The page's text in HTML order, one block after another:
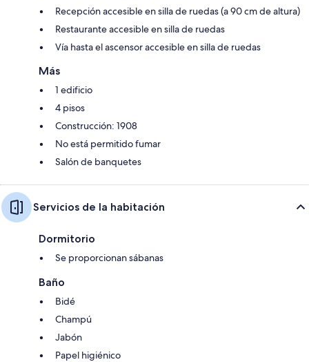
Recepción accesible en silla de ruedas (a 90 cm de altura)
Restaurante accesible en silla de ruedas
Vía hasta el ascensor accesible en silla de ruedas
Más
1 edificio
4 pisos
Construcción: 1908
No está permitido fumar
Salón de banquetes
Servicios de la habitación
Dormitorio
Se proporcionan sábanas
Baño
Bidé
Champú
Jabón
Papel higiénico